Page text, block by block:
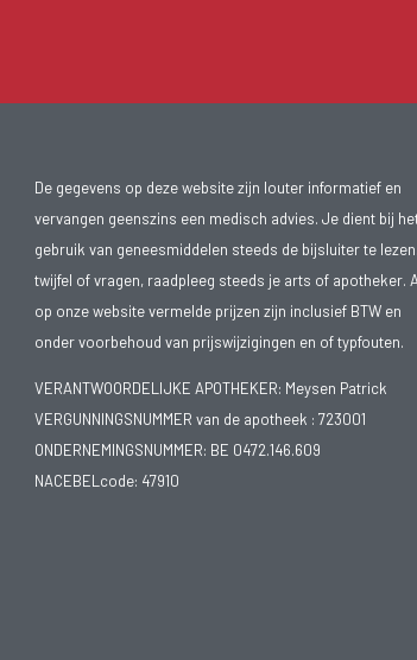
De gegevens op deze website zijn louter informatief en
vervangen geenszins een medisch advies. Je dient bij
gebruik van geneesmiddelen steeds de bijsluiter te
twijfel of vragen, raadpleeg steeds je arts of apotheker.
op onze website vermelde prijzen zijn inclusief BTW en
onder voorbehoud van prijswijzigingen en of typfouten.
VERANTWOORDELIJKE APOTHEKER: Meysen Patrick
VERGUNNINGSNUMMER van de apotheek : 723001
ONDERNEMINGSNUMMER: BE 0472.146.609
NACEBELcode: 47910